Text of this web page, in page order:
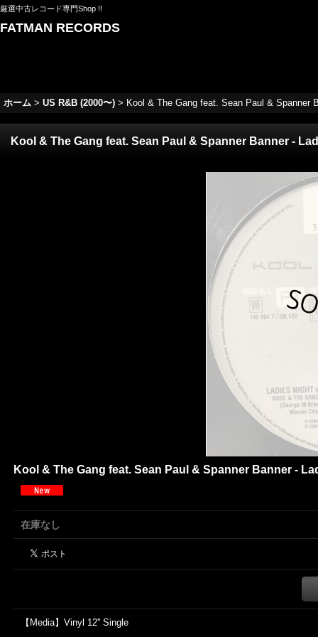
厳選中古レコード専門Shop !!
FATMAN RECORDS
ホーム > US R&B (2000〜) > Kool & The Gang feat. Sean Paul & Spanner
Kool & The Gang feat. Sean Paul & Spanner Banner -
Kool & The Gang feat. Sean Paul & Spanner Banner -
在庫なし
【Media】Vinyl 12'' Single